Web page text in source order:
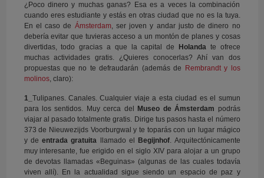
¿Poco dinero y muchas ganas? Esa es a veces la combinación
cuando eres estudiante y estás en otras ciudad que no es la tuya.
En el caso de Ámsterdam, ser joven y andar justo de dinero no
debería evitar que tuvieras acceso a un montón de planes y cosas
divertidas, todo gracias a que la capital de Holandate ofrece
muchas actividades gratis. ¿Quieres conocerlas? Ahí van dos
propuestas que no te defraudarán (además de
Rembrandt y los
molinos, claro):
1_ Tulipanes. Canales. Cualquier viaje a esta ciudad es el sumun
para los sentidos. Muy cerca del
Museo de Ámsterdam podrás
viajar al pasado totalmente gratis. Dirige tus pasos hasta el número
373 de Nieuwezijds Voorburgwal y te toparás con un lugar mágico
y deentrada gratuita llamado el Begijnhof. Arquitectónicamente
muy interesante, fue erigido en el siglo XIV para alojar a un grupo
de devotas llamadas «Beguinas» (algunas de las cuales todavía
viven allí). En la actualidad sigue siendo un espacio de paz y